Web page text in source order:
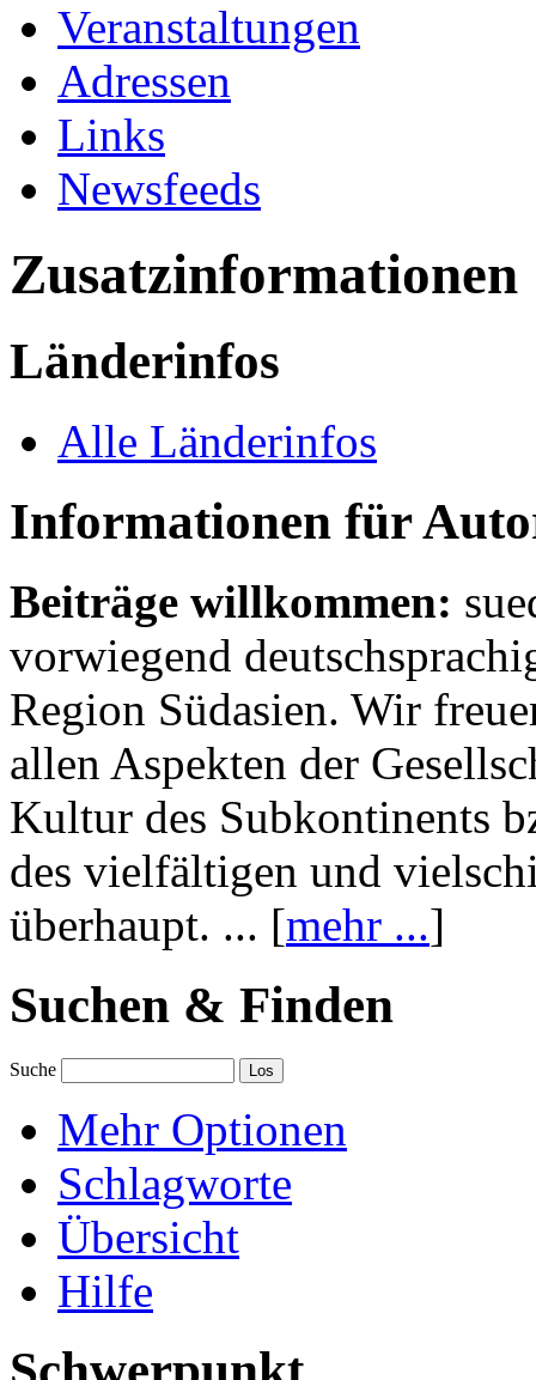
Veranstaltungen
Adressen
Links
Newsfeeds
Zusatzinformationen
Länderinfos
Alle Länderinfos
Informationen für
Beiträge willkommen:
vorwiegend
Region Südasien. Wir
allen Aspekten der
Kultur des Subkontinents
des vielfältigen und
überhaupt. ... [mehr ...]
Suchen & Finden
Suche
Mehr Optionen
Schlagworte
Übersicht
Hilfe